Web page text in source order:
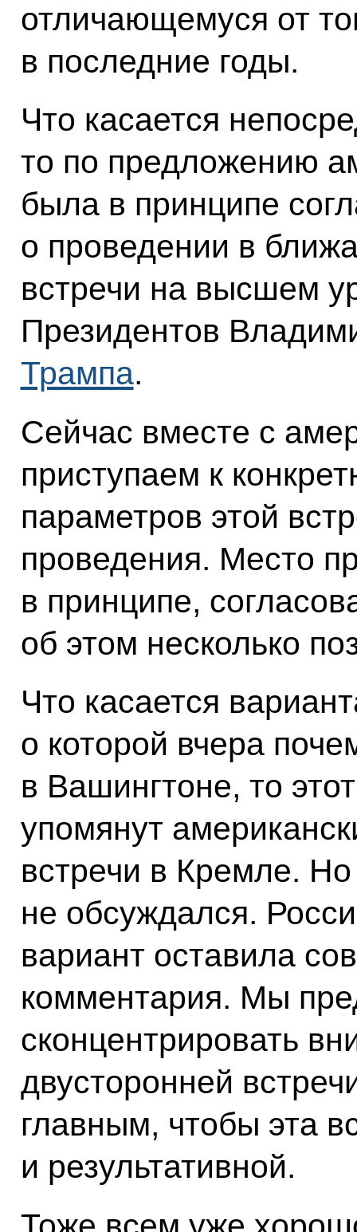
отличающемуся от
в последние годы.
Что касается
то по предложению
была в принципе
о проведении в
встречи на высшем
Президентов
Трампа.
Сейчас вместе с
приступаем к
параметров этой
проведения. Место
в принципе,
об этом несколько
Что касается
о которой вчера
в Вашингтоне, то
упомянут
встречи в Кремле. Но
не обсуждался.
вариант оставила
комментария. Мы
сконцентрировать
двусторонней
главным, чтобы эта
и результативной.